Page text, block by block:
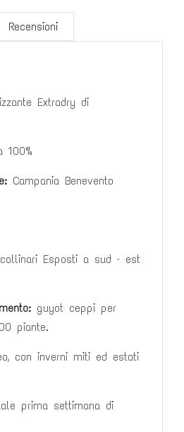
Recensioni
Extradry di
100%
Campania Benevento
Esposti a sud – est
guyot ceppi per
piante.
con inverni miti ed estati
prima settimana di